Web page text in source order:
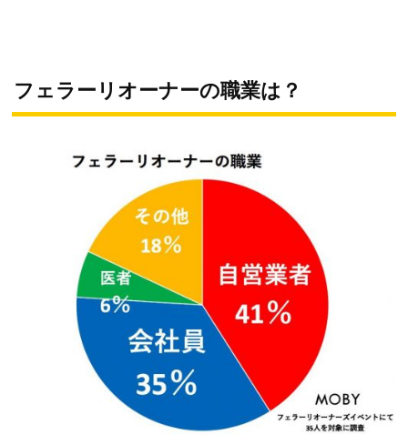
フェラーリオーナーの職業は？